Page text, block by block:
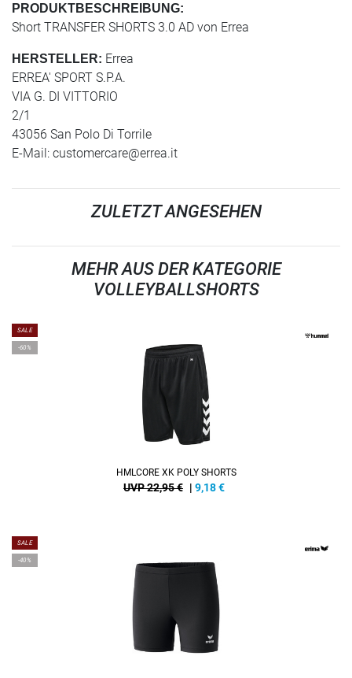
PRODUKTBESCHREIBUNG:
Short TRANSFER SHORTS 3.0 AD von Errea
HERSTELLER: Errea
ERREA' SPORT S.P.A.
VIA G. DI VITTORIO
2/1
43056 San Polo Di Torrile
E-Mail: customercare@errea.it
ZULETZT ANGESEHEN
MEHR AUS DER KATEGORIE
VOLLEYBALLSHORTS
SALE
-60%
HMLCORE XK POLY SHORTS
UVP 22,95 € | 9,18€
SALE
-40%